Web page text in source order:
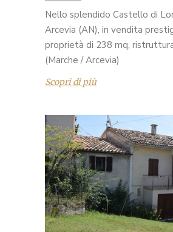
Nello splendido Castello di
Arcevia (AN), in vendita
proprietà di 238 mq,
(Marche / Arcevia)
Scopri di più